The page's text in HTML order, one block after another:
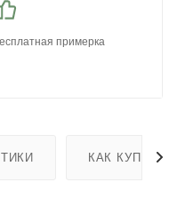
примерка
КАК КУПИТЬ